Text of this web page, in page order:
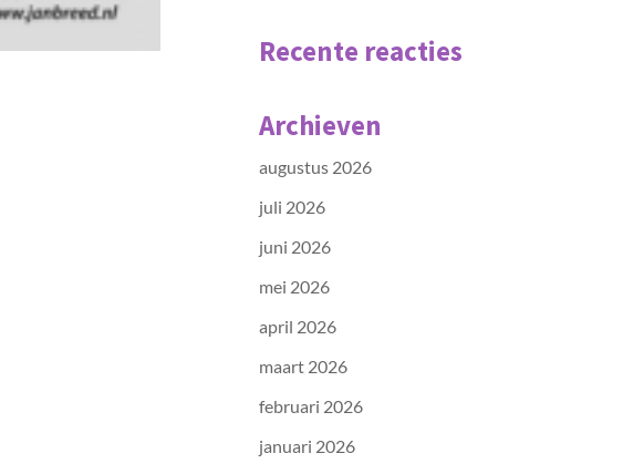
Recente reacties
Archieven
augustus 2026
juli 2026
juni 2026
mei 2026
april 2026
maart 2026
februari 2026
januari 2026